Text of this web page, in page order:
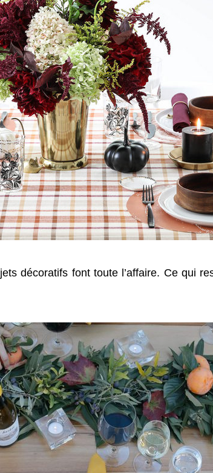
décoratifs font toute l’affaire. Ce qui